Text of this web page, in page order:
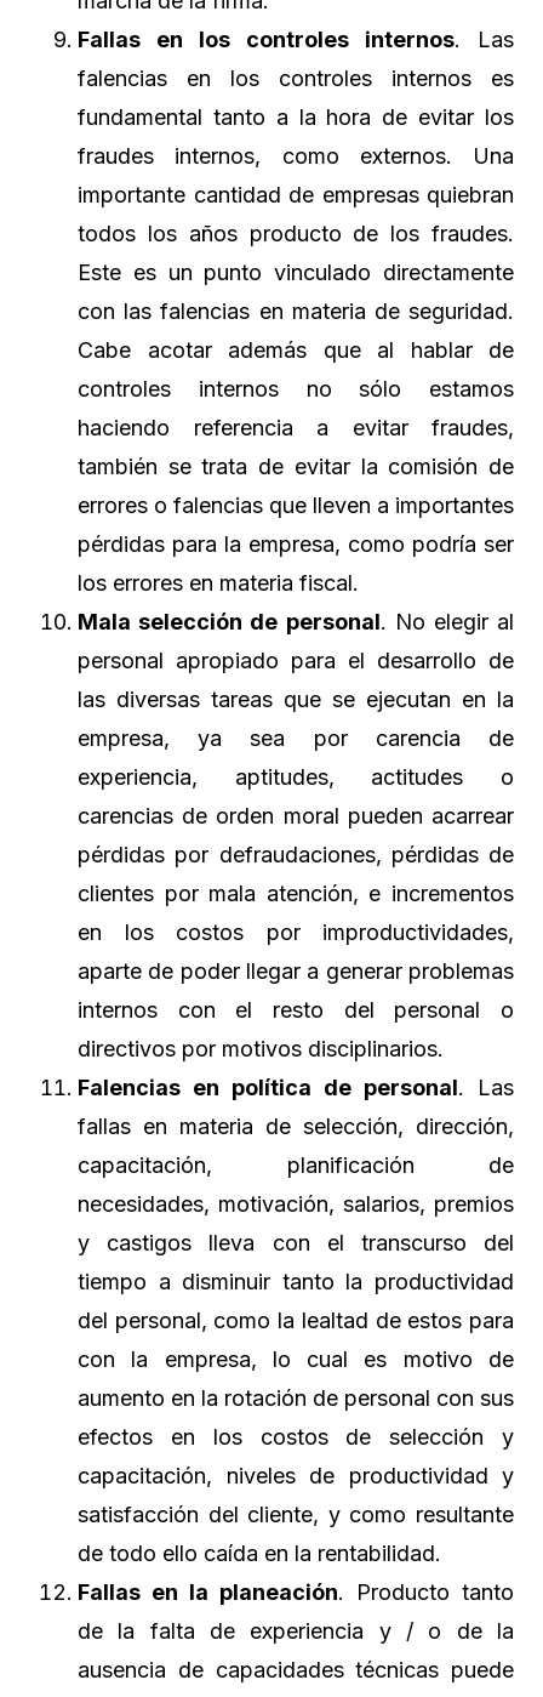
Fallas en los controles internos. Las
falencias en los controles internos es
fundamental tanto a la hora de evitar los
fraudes internos, como externos. Una
importante cantidad de empresas quiebran
todos los años producto de los fraudes.
Este es un punto vinculado directamente
con las falencias en materia de seguridad.
Cabe acotar además que al hablar de
controles internos no sólo estamos
haciendo referencia a evitar fraudes,
también se trata de evitar la comisión de
errores o falencias que lleven a importantes
pérdidas para la empresa, como podría ser
los errores en materia fiscal.
Mala selección de personal. No elegir al
personal apropiado para el desarrollo de
las diversas tareas que se ejecutan en la
empresa, ya sea por carencia de
experiencia, aptitudes, actitudes o
carencias de orden moral pueden acarrear
pérdidas por defraudaciones, pérdidas de
clientes por mala atención, e incrementos
en los costos por improductividades,
aparte de poder llegar a generar problemas
internos con el resto del personal o
directivos por motivos disciplinarios.
Falencias en política de personal. Las
fallas en materia de selección, dirección,
capacitación, planificación de
necesidades, motivación, salarios, premios
y castigos lleva con el transcurso del
tiempo a disminuir tanto la productividad
del personal, como la lealtad de estos para
con la empresa, lo cual es motivo de
aumento en la rotación de personal con sus
efectos en los costos de selección y
capacitación, niveles de productividad y
satisfacción del cliente, y como resultante
de todo ello caída en la rentabilidad.
Fallas en la planeación. Producto tanto
de la falta de experiencia y / o de la
ausencia de capacidades técnicas puede